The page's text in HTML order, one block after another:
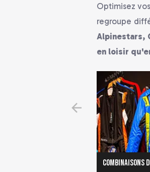
Optimisez
regroupe
Alpinestars,
en loisir
Combinaisons